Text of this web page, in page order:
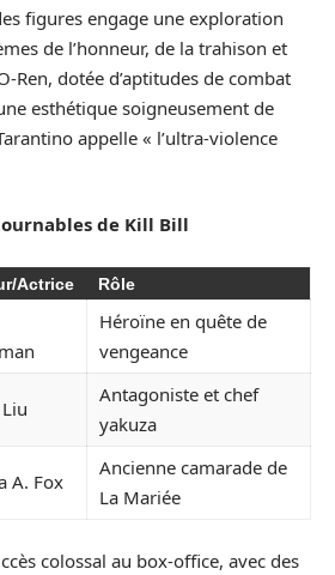
figures engage une exploration
de l’honneur, de la trahison et
Ren, dotée d’aptitudes de combat
esthétique soigneusement de
appelle « l’ultra-violence
de Kill Bill
Actrice Rôle
Héroïne en quête de
vengeance
Antagoniste et chef
yakuza
A. Fox
Ancienne camarade de
La Mariée
colossal au box-office, avec des